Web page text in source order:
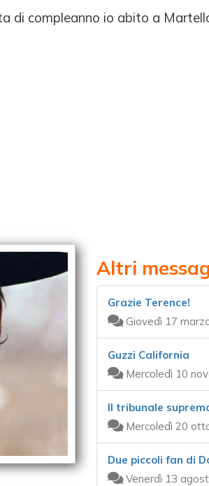
di compleanno io abito a
Altri
Grazie Terence!
Giovedì 17
Guzzi California
Mercoledì 10
Il tribunale
Mercoledì 20
Due piccoli fan di
Venerdì 13